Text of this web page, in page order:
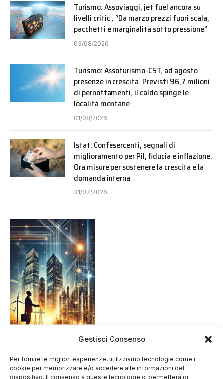
Gestisci Consenso
Per fornire le migliori esperienze, utilizziamo tecnologie come i
cookie per memorizzare e/o accedere alle informazioni del
dispositivo. Il consenso a queste tecnologie ci permetterà di
Turismo: Assoviaggi, jet fuel ancora su
livelli critici. “Da marzo prezzi fuori scala,
pacchetti e marginalità sotto pressione”
03/08/2026
Turismo: Assoturismo-CST, ad agosto
presenze in crescita. Previsti 96,7 milioni
di pernottamenti, il caldo spinge le
località montane
01/08/2026
Istat: Confesercenti, segnali di
miglioramento per Pil, fiducia e inflazione.
Ora misure per sostenere la crescita e la
domanda interna
31/07/2026